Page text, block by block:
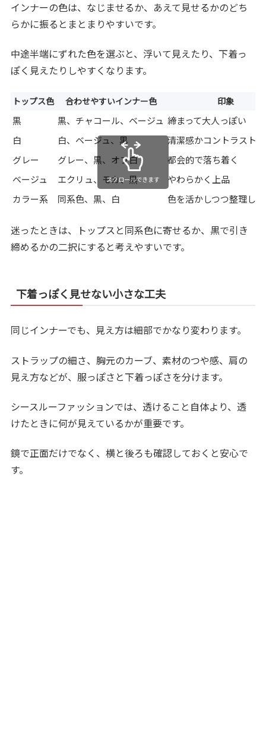
インナーの色は、なじませるか、あえて見せるかのどち
らかに振るとまとまりやすいです。
中途半端にずれた色を選ぶと、浮いて見えたり、下着っ
ぽく見えたりしやすくなります。
トップス色 合わせやすいインナー色 印象
黒 黒、チャコール、ベージュ 締まって大人っぽい
白
白、ベージュ、黒
清潔感かコントラスト
グレー
グレー、黒、オフ白
都会的で落ち着く
ベージュ
エクリュ、モカ、黒
やわらかく上品
カラー系
同系色、黒、白 色を活かしつつ整理し
スクロールできます
迷ったときは、トップスと同系色に寄せるか、黒で引き
締めるかの二択にすると考えやすいです。
下着っぽく見せない小さな工夫
同じインナーでも、見え方は細部でかなり変わります。
ストラップの細さ、胸元のカーブ、素材のつや感、肩の
見え方などが、服っぽさと下着っぽさを分けます。
シースルーファッションでは、透けること自体より、透
けたときに何が見えているかが重要です。
鏡で正面だけでなく、横と後ろも確認しておくと安心で
す。